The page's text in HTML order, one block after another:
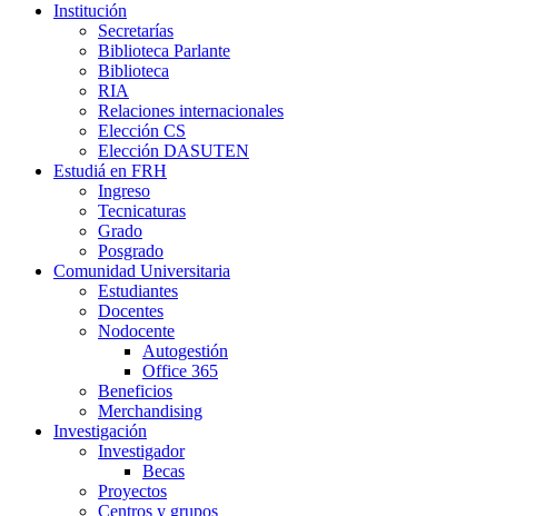
Institución
Secretarías
Biblioteca Parlante
Biblioteca
RIA
Relaciones internacionales
Elección CS
Elección DASUTEN
Estudiá en FRH
Ingreso
Tecnicaturas
Grado
Posgrado
Comunidad Universitaria
Estudiantes
Docentes
Nodocente
Autogestión
Office 365
Beneficios
Merchandising
Investigación
Investigador
Becas
Proyectos
Centros y grupos